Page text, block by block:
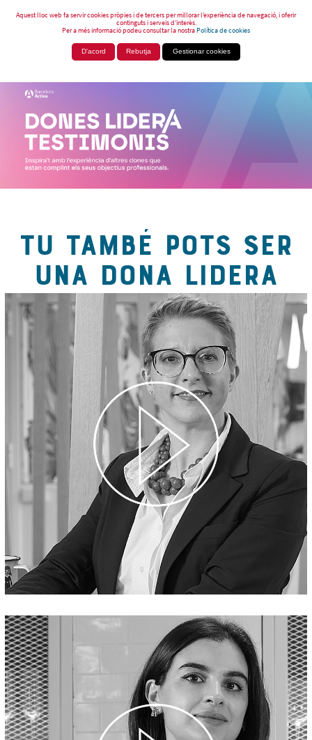
Aquest lloc web fa servir cookies pròpies i de tercers per millorar l’experiència de navegació, i oferir
continguts i serveis d’interès.
Per a més informació podeu consultar la nostraPolítica de cookies
D'acord Rebutja Gestionar cookies
TU TAMBÉ POTS SER
UNA DONA LIDERA